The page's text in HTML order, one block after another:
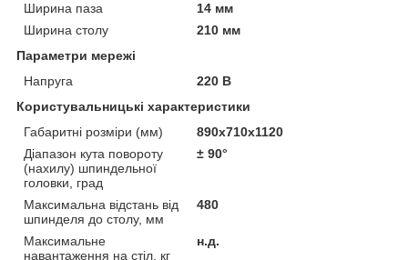
Ширина паза
14 мм
Ширина столу
210 мм
Параметри мережі
Напруга
220 В
Користувальницькі характеристики
Габаритні розміри (мм)
890х710х1120
Діапазон кута повороту
(нахилу) шпиндельної
головки, град
± 90°
Максимальна відстань від
шпинделя до столу, мм
480
Максимальне
навантаження на стіл, кг
н.д.